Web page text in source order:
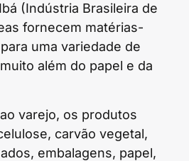
(Indústria Brasileira de
fornecem matérias-
uma variedade de
além do papel e da
varejo, os produtos
carvão vegetal,
embalagens, papel,